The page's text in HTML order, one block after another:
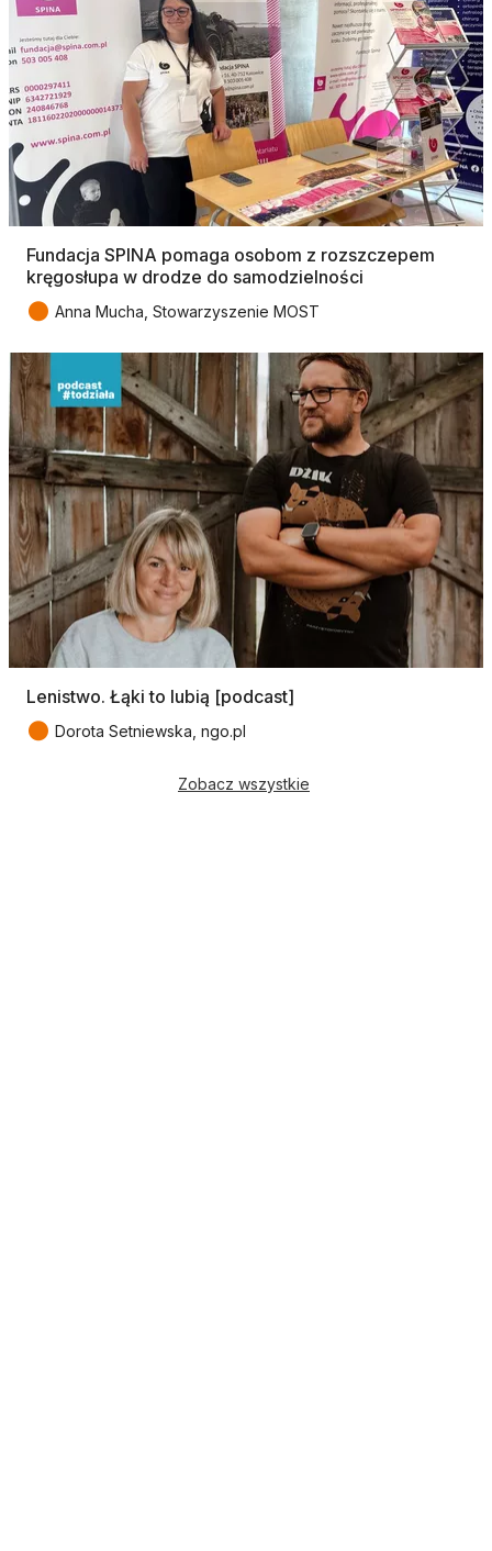
Fundacja SPINA pomaga osobom z rozszczepem
kręgosłupa w drodze do samodzielności
● Anna Mucha, Stowarzyszenie MOST
Lenistwo. Łąki to lubią [podcast]
● Dorota Setniewska, ngo.pl
Zobacz wszystkie